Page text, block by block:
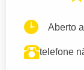
Aberto
telefone